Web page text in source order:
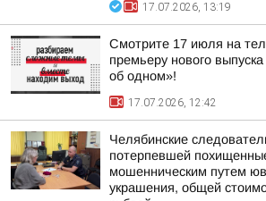
17.07.2026, 13:19
Смотрите 17 июля на
премьеру нового
об одном»!
17.07.2026, 12:42
Челябинские
потерпевшей
мошенническим путем
украшения, общей